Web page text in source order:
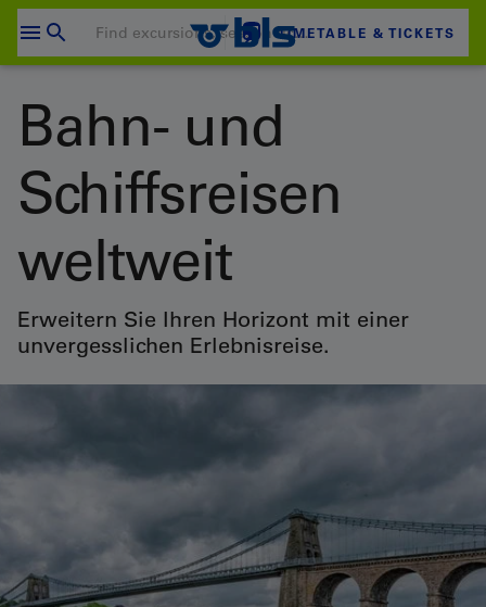
Skip
TIMETABLE & TICKETS
SHOPPING CART
Login
Bahn- und
Schiffsreisen
weltweit
Erweitern Sie Ihren Horizont mit einer
unvergesslichen Erlebnisreise.